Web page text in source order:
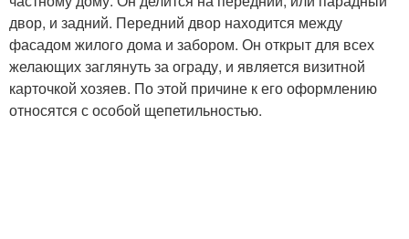
двор, и задний. Передний двор находится между
фасадом жилого дома и забором. Он открыт для всех
желающих заглянуть за ограду, и является визитной
карточкой хозяев. По этой причине к его оформлению
относятся с особой щепетильностью.